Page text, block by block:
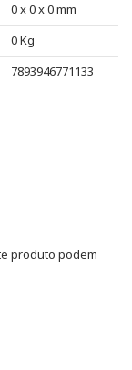
0 x 0 x 0 mm
0 Kg
7893946771133
produto podem